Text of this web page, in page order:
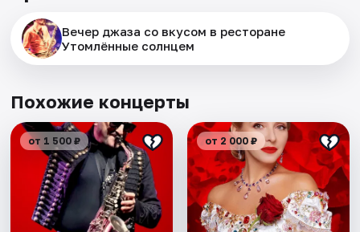
Вечер джаза со вкусом в ресторане
Утомлённые солнцем
Похожие концерты
от 1 500 ₽ от 2 000 ₽